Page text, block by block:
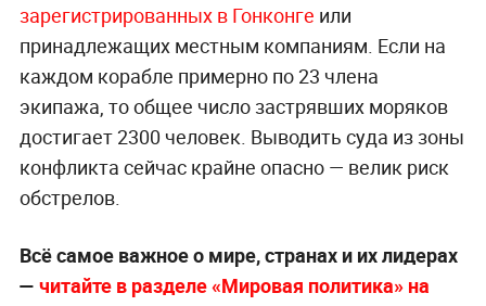
зарегистрированных в Гонконге или
принадлежащих местным компаниям. Если на
каждом корабле примерно по 23 члена
экипажа, то общее число застрявших моряков
достигает 2300 человек. Выводить суда из зоны
конфликта сейчас крайне опасно — велик риск
обстрелов.
Всё самое важное о мире, странах и их лидерах
— читайте в разделе «Мировая политика» на